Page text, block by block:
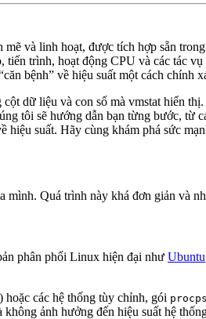
và linh hoạt, được tích hợp sẵn
trình, hoạt động CPU và các tác
bệnh” về hiệu suất một cách chính
dữ liệu và con số mà vmstat hiển
tôi sẽ hướng dẫn bạn từng bước, từ
suất. Hãy cùng khám phá sức
mình. Quá trình này khá đơn giản và
phân phối Linux hiện đại như Ubuntu
các hệ thống tùy chỉnh, gói procps
ảnh hưởng đến hiệu suất hệ